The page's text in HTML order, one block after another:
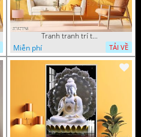
Tranh tranh trí tường phật giáo sang trọng
Miễn phí
TẢI VỀ